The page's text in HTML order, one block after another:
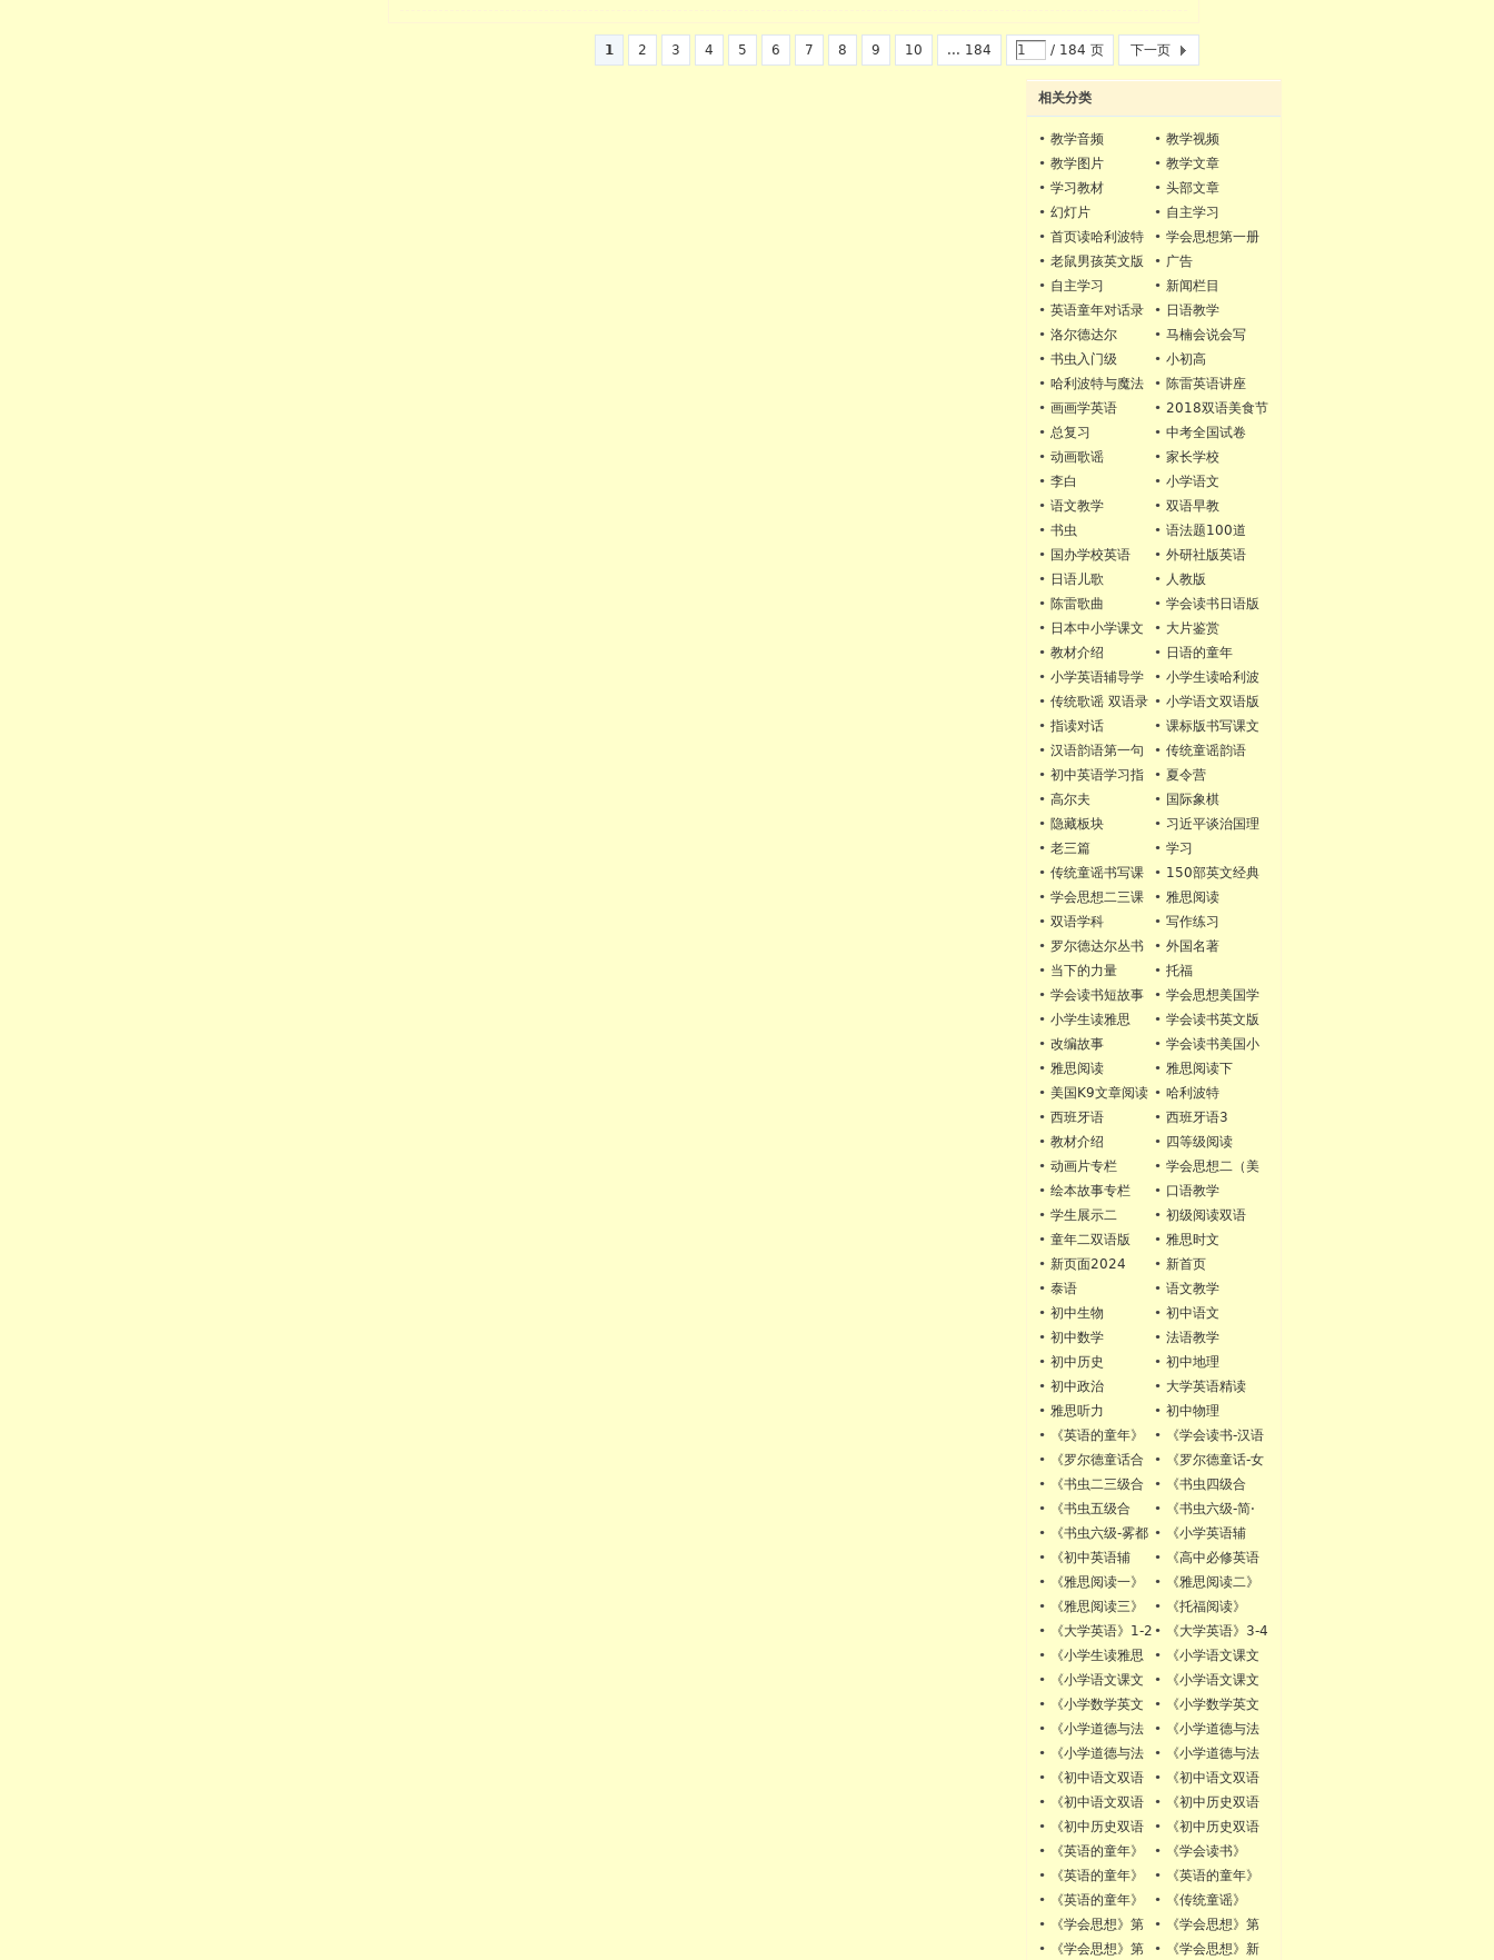
1 2 3 4 5 6 7 8 9 10 ... 184 / 184 页 下一页
相关分类
• 教学音频 • 教学视频
• 教学图片 • 教学文章
• 学习教材 • 头部文章
• 幻灯片 • 自主学习
• 首页读哈利波特 • 学会思想第一册
录音.
• 老鼠男孩英文版 • 广告
• 自主学习 • 新闻栏目
• 英语童年对话录
音
• 日语教学
• 洛尔德达尔 • 马楠会说会写
• 书虫入门级 • 小初高
• 哈利波特与魔法
石双语版
• 陈雷英语讲座
• 画画学英语 • 2018双语美食节
• 总复习 • 中考全国试卷
• 动画歌谣 • 家长学校
• 李白 • 小学语文
• 语文教学 • 双语早教
• 书虫 • 语法题100道
• 国办学校英语 • 外研社版英语
• 日语儿歌 • 人教版
• 陈雷歌曲 • 学会读书日语版
• 日本中小学课文 • 大片鉴赏
• 教材介绍 • 日语的童年
• 小学英语辅导学
习指导
• 小学生读哈利波
特
• 传统歌谣 双语录
音
• 小学语文双语版
• 指读对话 • 课标版书写课文
• 汉语韵语第一句 • 传统童谣韵语
• 初中英语学习指
导
• 夏令营
• 高尔夫 • 国际象棋
• 隐藏板块 • 习近平谈治国理
政
• 老三篇 • 学习
• 传统童谣书写课
文
• 150部英文经典
电影
• 学会思想二三课
文书写
• 雅思阅读
• 双语学科 • 写作练习
• 罗尔德达尔丛书 • 外国名著
• 当下的力量 • 托福
• 学会读书短故事 • 学会思想美国学
校版
• 小学生读雅思 • 学会读书英文版
• 改编故事 • 学会读书美国小
学版
• 雅思阅读 • 雅思阅读下
• 美国K9文章阅读 • 哈利波特
chatgpt
• 西班牙语 • 西班牙语3
• 教材介绍 • 四等级阅读
• 动画片专栏 • 学会思想二（美
国小学六年级版）
• 绘本故事专栏 • 口语教学
• 学生展示二 • 初级阅读双语
• 童年二双语版 • 雅思时文
• 新页面2024 • 新首页
• 泰语 • 语文教学
• 初中生物 • 初中语文
• 初中数学 • 法语教学
• 初中历史 • 初中地理
• 初中政治 • 大学英语精读
• 雅思听力 • 初中物理
•
《英语的童年》
第一册
•
《学会读书-汉语
版》
•
《罗尔德童话合
订》（《魔法手
狐狸爸爸》+《小
乔治的神奇魔
药》）
•
《罗尔德童话-女
巫》
•
《书虫二三级合
订》
•
《书虫四级合
订》（《双城记》
•
《书虫五级合
订》（《大卫科波
程》）
•
《书虫六级-简·
爱》
•
《书虫六级-雾都
孤儿》
•
《小学英语辅
导》
•
《初中英语辅
导》
•
《高中必修英语
辅导》
•
《雅思阅读一》
（加中心思想）
•
《雅思阅读二》
•
《雅思阅读三》 •
《托福阅读》
•
《大学英语》1-2
册
•
《大学英语》3-4
册
•
《小学生读雅思
一》
•
《小学语文课文
英文版一年级》
•
《小学语文课文
英文版二年级》
•
《小学语文课文
英文版三年级》
•
《小学数学英文
版1-3年级》
•
《小学数学英文
版4-6年级》
•
《小学道德与法
治2-3年级》
•
《小学道德与法
治4年级》
•
《小学道德与法
治5年级》
•
《小学道德与法
治6年级》
•
《初中语文双语
版七年级》
•
《初中语文双语
版八年级》
•
《初中语文双语
版九年级》
•
《初中历史双语
版七年级》
•
《初中历史双语
版八年级》
•
《初中历史双语
版九年级》
•
《英语的童年》
第二册
•
《学会读书》
•
《英语的童年》
课标版1-2年级
•
《英语的童年》
课标版3-4年级
•
《英语的童年》
课标版5-6年级
•
《传统童谣》
•
《学会思想》第
一册
•
《学会思想》第
二册
• 《学会思想》第 • 《学会思想》新